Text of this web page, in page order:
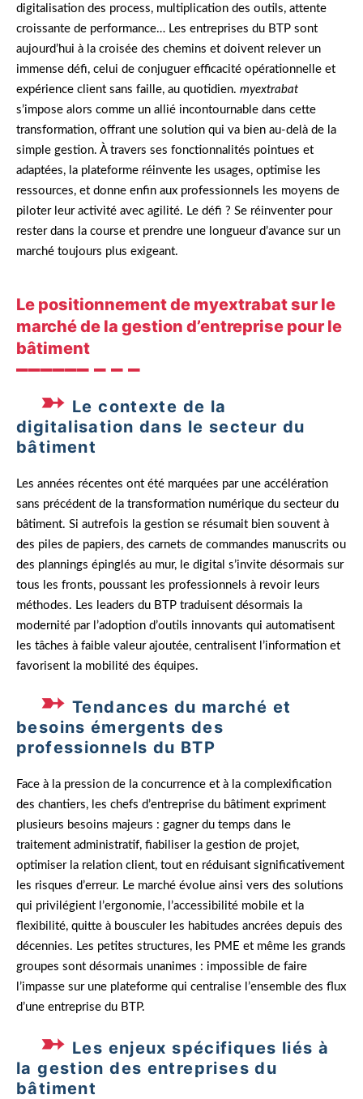
digitalisation des process, multiplication des outils, attente
croissante de performance… Les entreprises du BTP sont
aujourd’hui à la croisée des chemins et doivent relever un
immense défi, celui de conjuguer efficacité opérationnelle et
expérience client sans faille, au quotidien. myextrabat
s’impose alors comme un allié incontournable dans cette
transformation, offrant une solution qui va bien au-delà de la
simple gestion. À travers ses fonctionnalités pointues et
adaptées, la plateforme réinvente les usages, optimise les
ressources, et donne enfin aux professionnels les moyens de
piloter leur activité avec agilité. Le défi ? Se réinventer pour
rester dans la course et prendre une longueur d’avance sur un
marché toujours plus exigeant.
Le positionnement de myextrabat sur le
marché de la gestion d’entreprise pour le
bâtiment
Le contexte de la
digitalisation dans le secteur du
bâtiment
Les années récentes ont été marquées par une accélération
sans précédent de la transformation numérique du secteur du
bâtiment. Si autrefois la gestion se résumait bien souvent à
des piles de papiers, des carnets de commandes manuscrits ou
des plannings épinglés au mur, le digital s’invite désormais sur
tous les fronts, poussant les professionnels à revoir leurs
méthodes. Les leaders du BTP traduisent désormais la
modernité par l’adoption d’outils innovants qui automatisent
les tâches à faible valeur ajoutée, centralisent l’information et
favorisent la mobilité des équipes.
Tendances du marché et
besoins émergents des
professionnels du BTP
Face à la pression de la concurrence et à la complexification
des chantiers, les chefs d’entreprise du bâtiment expriment
plusieurs besoins majeurs : gagner du temps dans le
traitement administratif, fiabiliser la gestion de projet,
optimiser la relation client, tout en réduisant significativement
les risques d’erreur. Le marché évolue ainsi vers des solutions
qui privilégient l’ergonomie, l’accessibilité mobile et la
flexibilité, quitte à bousculer les habitudes ancrées depuis des
décennies. Les petites structures, les PME et même les grands
groupes sont désormais unanimes : impossible de faire
l’impasse sur une plateforme qui centralise l’ensemble des flux
d’une entreprise du BTP.
Les enjeux spécifiques liés à
la gestion des entreprises du
bâtiment